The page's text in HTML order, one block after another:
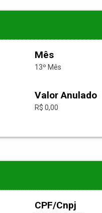
Mês
13º Mês
Valor Anulado
R$ 0,00
CPF/Cnpj